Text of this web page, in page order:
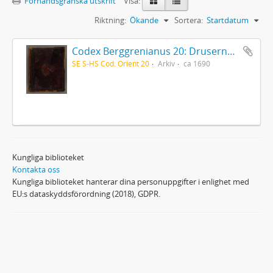
Sortera: Startdatum
Riktning: Ökande
Codex Berggrenianus 20: Drusernas på Libanon heliga bok
SE S-HS Cod. Orient 20 Arkiv ca 1690
Kungliga biblioteket
Kontakta oss
Kungliga biblioteket hanterar dina personuppgifter i enlighet med
EU:s dataskyddsförordning (2018), GDPR.